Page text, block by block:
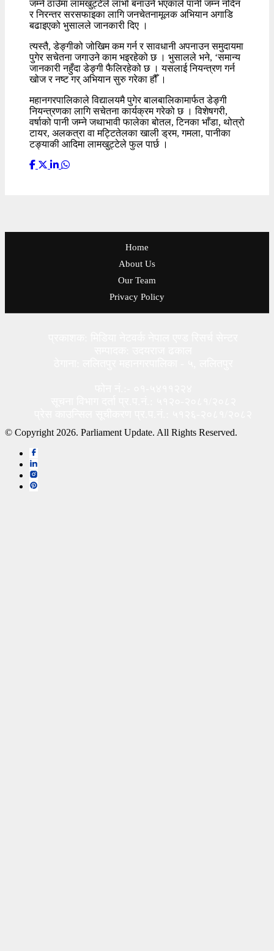
जम्ने ठाउँमा लामखुट्टेले लार्भा बनाउने भएकाले पानी जम्न नदिन
र निरन्तर सरसफाइका लागि जनचेतनामूलक अभियान अगाडि
बढाइएको भुसालले जानकारी दिए ।
त्यस्तै, डेङ्गीको जोखिम कम गर्न र सावधानी अपनाउन समुदायमा
पुगेर सचेतना जगाउने काम भइरहेको छ । भुसालले भने, ‘समान्य
जानकारी नहुँदा डेङ्गी फैलिरहेको छ । यसलाई नियन्त्रण गर्न
खोज र नष्ट गर् अभियान सुरु गरेका हौँ ।
महानगरपालिकाले विद्यालयमै पुगेर बालबालिकामार्फत डेङ्गी
नियन्त्रणका लागि सचेतना कार्यक्रम गरेको छ । विशेषगरी,
वर्षाको पानी जम्ने जथाभावी फालेका बोतल, टिनका भाँडा, थोत्रो
टायर, अलकत्रा वा मट्टितेलका खाली ड्रम, गमला, पानीका
टङ्याकी आदिमा लामखुट्टेले फुल पार्छ ।
Home
About Us
Our Team
Privacy Policy
© Copyright 2026. Parliament Update. All Rights Reserved.